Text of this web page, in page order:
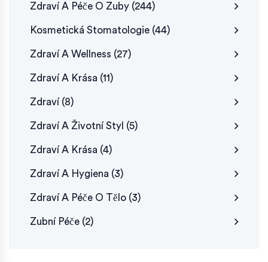
Zdraví A Péče O Zuby (244)
Kosmetická Stomatologie (44)
Zdraví A Wellness (27)
Zdraví A Krása (11)
Zdraví (8)
Zdraví A Životní Styl (5)
Zdraví A Krása (4)
Zdraví A Hygiena (3)
Zdraví A Péče O Tělo (3)
Zubní Péče (2)